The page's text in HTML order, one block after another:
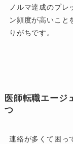
ノルマ達成のプレ
ン頻度が高いこと
りがちです。
医師転職エージ
つ
連絡が多くて困っ